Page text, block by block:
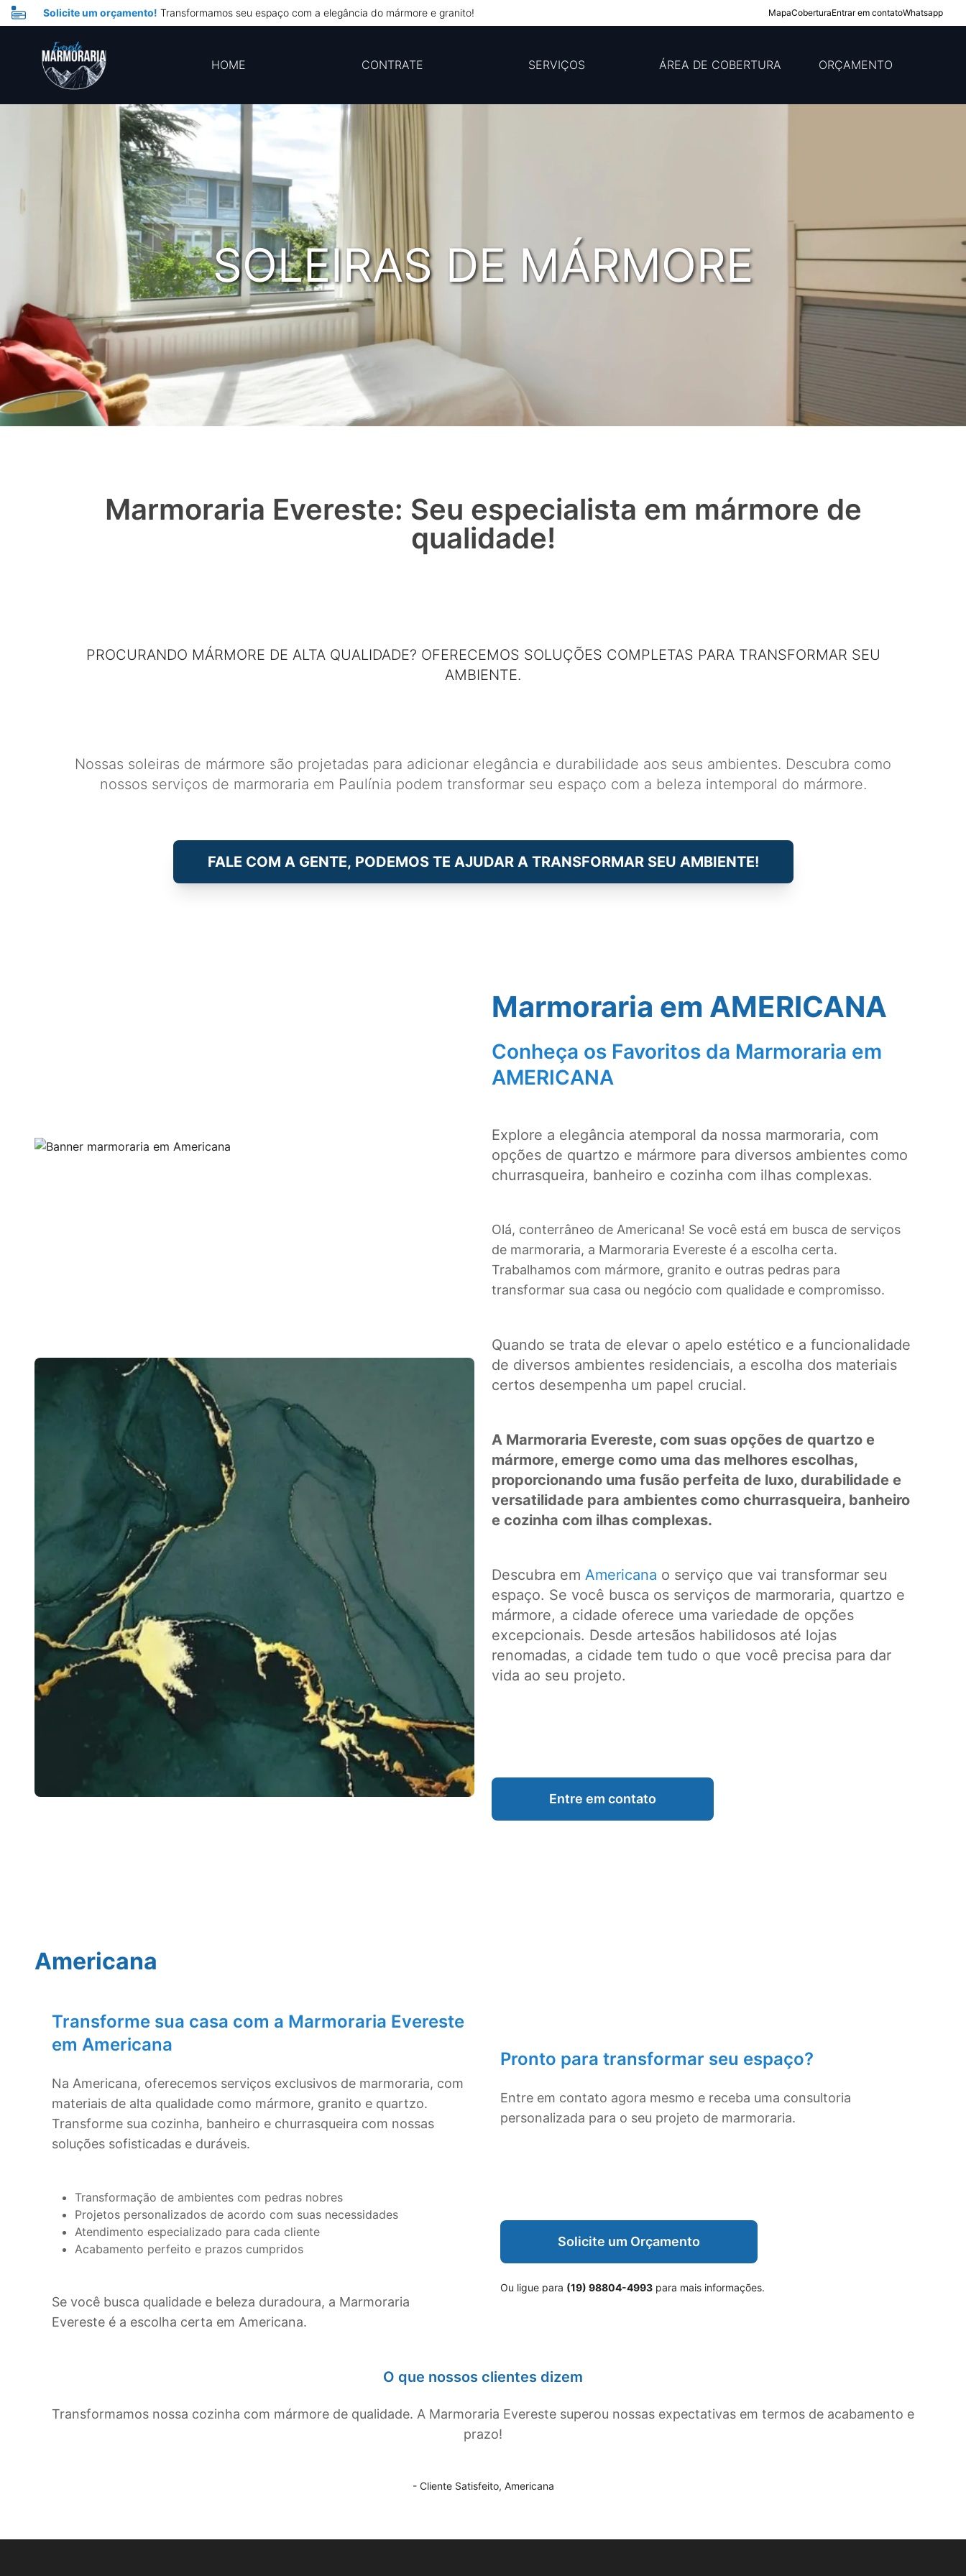
Solicite um orçamento! Transformamos seu espaço com a elegância do mármore e granito! MapaCoberturaEntrar em contatoWhatsapp
HOME CONTRATE SERVIÇOS ÁREA DE COBERTURA ORÇAMENTO
SOLEIRAS DE MÁRMORE
Marmoraria Evereste: Seu especialista em mármore de
qualidade!
PROCURANDO MÁRMORE DE ALTA QUALIDADE? OFERECEMOS SOLUÇÕES COMPLETAS PARA TRANSFORMAR SEU
AMBIENTE.
Nossas soleiras de mármore são projetadas para adicionar elegância e durabilidade aos seus ambientes. Descubra como
nossos serviços de marmoraria em Paulínia podem transformar seu espaço com a beleza intemporal do mármore.
FALE COM A GENTE, PODEMOS TE AJUDAR A TRANSFORMAR SEU AMBIENTE!
Marmoraria em AMERICANA
Conheça os Favoritos da Marmoraria em
AMERICANA
Explore a elegância atemporal da nossa marmoraria, com
opções de quartzo e mármore para diversos ambientes como
churrasqueira, banheiro e cozinha com ilhas complexas.
Olá, conterrâneo de Americana! Se você está em busca de serviços
de marmoraria, a Marmoraria Evereste é a escolha certa.
Trabalhamos com mármore, granito e outras pedras para
transformar sua casa ou negócio com qualidade e compromisso.
Quando se trata de elevar o apelo estético e a funcionalidade
de diversos ambientes residenciais, a escolha dos materiais
certos desempenha um papel crucial.
A Marmoraria Evereste, com suas opções de quartzo e
mármore, emerge como uma das melhores escolhas,
proporcionando uma fusão perfeita de luxo, durabilidade e
versatilidade para ambientes como churrasqueira, banheiro
e cozinha com ilhas complexas.
Descubra em Americana o serviço que vai transformar seu
espaço. Se você busca os serviços de marmoraria, quartzo e
mármore, a cidade oferece uma variedade de opções
excepcionais. Desde artesãos habilidosos até lojas
renomadas, a cidade tem tudo o que você precisa para dar
vida ao seu projeto.
Entre em contato
Americana
Transforme sua casa com a Marmoraria Evereste
em Americana
Na Americana, oferecemos serviços exclusivos de marmoraria, com
materiais de alta qualidade como mármore, granito e quartzo.
Transforme sua cozinha, banheiro e churrasqueira com nossas
soluções sofisticadas e duráveis.
Transformação de ambientes com pedras nobres
Projetos personalizados de acordo com suas necessidades
Atendimento especializado para cada cliente
Acabamento perfeito e prazos cumpridos
Se você busca qualidade e beleza duradoura, a Marmoraria
Evereste é a escolha certa em Americana.
Pronto para transformar seu espaço?
Entre em contato agora mesmo e receba uma consultoria
personalizada para o seu projeto de marmoraria.
Solicite um Orçamento
Ou ligue para (19) 98804-4993 para mais informações.
O que nossos clientes dizem
Transformamos nossa cozinha com mármore de qualidade. A Marmoraria Evereste superou nossas expectativas em termos de acabamento e
prazo!
- Cliente Satisfeito, Americana